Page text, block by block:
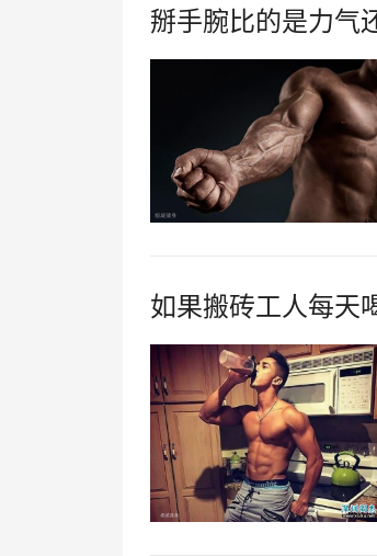
掰手腕比的是力气
如果搬砖工人每天